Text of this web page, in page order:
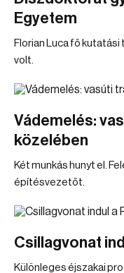
Egyetem
Florian Luca fő
volt.
Vádemelés:
közelében
Két munkás hunyt el.
építésvezetőt.
Csillagvonat
Különleges éjszakai